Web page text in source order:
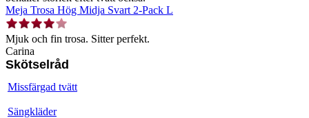
Meja Trosa Hög Midja Svart 2-Pack L
Mjuk och fin trosa. Sitter perfekt.
Carina
Skötselråd
Missfärgad tvätt
Sängkläder